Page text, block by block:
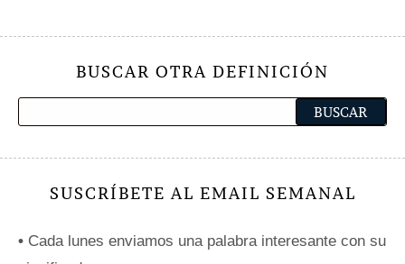
BUSCAR OTRA DEFINICIÓN
SUSCRÍBETE AL EMAIL SEMANAL
• Cada lunes enviamos una palabra interesante con su